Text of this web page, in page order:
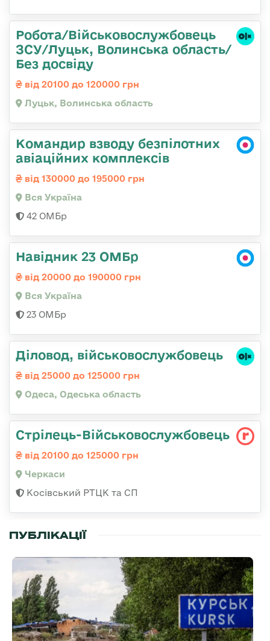
Робота/Військовослужбовець
ЗСУ/Луцьк, Волинська область/
Без досвіду
від 20100 до 120000 грн
Луцьк, Волинська область
Командир взводу безпілотних
авіаційних комплексів
від 130000 до 195000 грн
Вся Україна
42 ОМБр
Навідник 23 ОМБр
від 20000 до 190000 грн
Вся Україна
23 ОМБр
Діловод, військовослужбовець
від 25000 до 125000 грн
Одеса, Одеська область
Стрілець-Військовослужбовець
від 20100 до 125000 грн
Черкаси
Косівський РТЦК та СП
ПУБЛІКАЦІЇ